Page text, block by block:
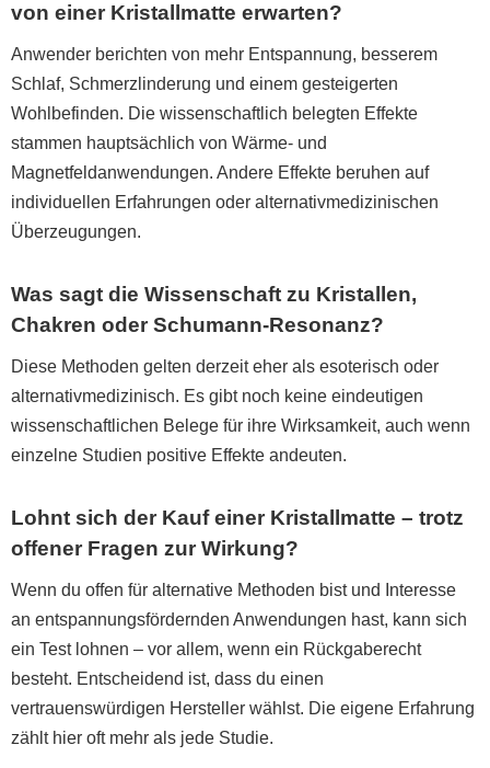
von einer Kristallmatte erwarten?
Anwender berichten von mehr Entspannung, besserem
Schlaf, Schmerzlinderung und einem gesteigerten
Wohlbefinden. Die wissenschaftlich belegten Effekte
stammen hauptsächlich von Wärme- und
Magnetfeldanwendungen. Andere Effekte beruhen auf
individuellen Erfahrungen oder alternativmedizinischen
Überzeugungen.
Was sagt die Wissenschaft zu Kristallen,
Chakren oder Schumann-Resonanz?
Diese Methoden gelten derzeit eher als esoterisch oder
alternativmedizinisch. Es gibt noch keine eindeutigen
wissenschaftlichen Belege für ihre Wirksamkeit, auch wenn
einzelne Studien positive Effekte andeuten.
Lohnt sich der Kauf einer Kristallmatte – trotz
offener Fragen zur Wirkung?
Wenn du offen für alternative Methoden bist und Interesse
an entspannungsfördernden Anwendungen hast, kann sich
ein Test lohnen – vor allem, wenn ein Rückgaberecht
besteht. Entscheidend ist, dass du einen
vertrauenswürdigen Hersteller wählst. Die eigene Erfahrung
zählt hier oft mehr als jede Studie.